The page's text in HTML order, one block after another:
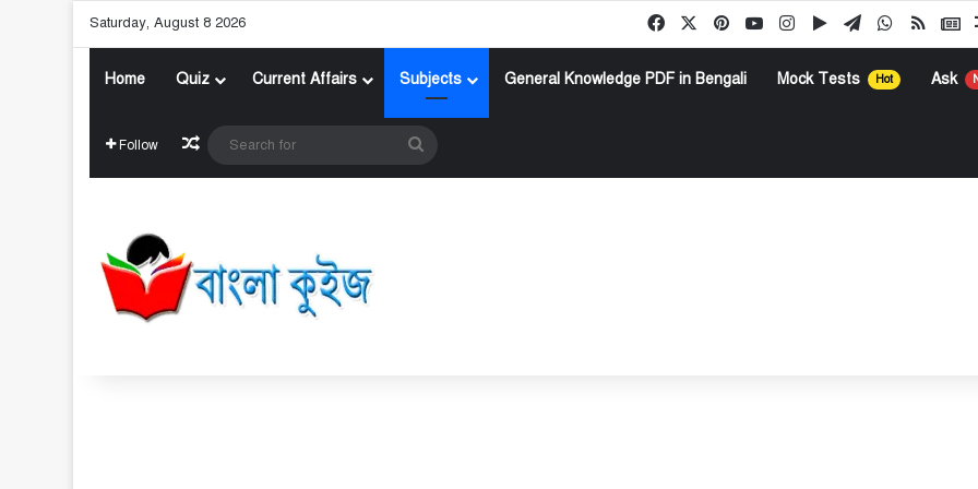
Saturday, August 8 2026 FacebookPinterestYouTubeInstagramGoogle Play
TelegramWhatsApp
RSS
Home Quiz Current Affairs Subjects General Knowledge PDF in Bengali Mock Tests Hot Ask
Follow Random Article
for